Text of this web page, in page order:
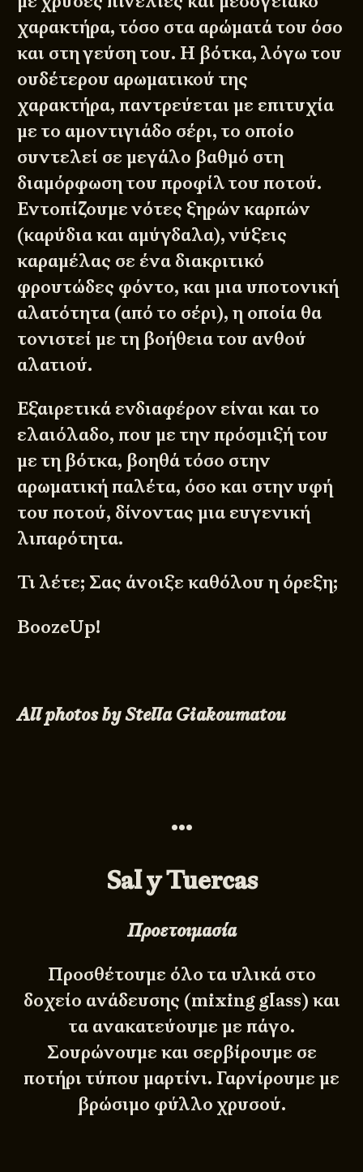
χαρακτήρα, τόσο στα αρώματά του όσο
και στη γεύση του. Η βότκα, λόγω του
ουδέτερου αρωματικού της
χαρακτήρα, παντρεύεται με επιτυχία
με το αμοντιγιάδο σέρι, το οποίο
συντελεί σε μεγάλο βαθμό στη
διαμόρφωση του προφίλ του ποτού.
Εντοπίζουμε νότες ξηρών καρπών
(καρύδια και αμύγδαλα), νύξεις
καραμέλας σε ένα διακριτικό
φρουτώδες φόντο, και μια υποτονική
αλατότητα (από το σέρι), η οποία θα
τονιστεί με τη βοήθεια του ανθού
αλατιού.
Εξαιρετικά ενδιαφέρον είναι και το
ελαιόλαδο, που με την πρόσμιξή του
με τη βότκα, βοηθά τόσο στην
αρωματική παλέτα, όσο και στην υφή
του ποτού, δίνοντας μια ευγενική
λιπαρότητα.
Τι λέτε; Σας άνοιξε καθόλου η όρεξη;
BoozeUp!
All photos byStella Giakoumatou
•••
Sal y Tuercas
Προετοιμασία
Προσθέτουμε όλο τα υλικά στο
δοχείο ανάδευσης (mixing glass) και
τα ανακατεύουμε με πάγο.
Σουρώνουμε και σερβίρουμε σε
ποτήρι τύπου μαρτίνι. Γαρνίρουμε με
βρώσιμο φύλλο χρυσού.